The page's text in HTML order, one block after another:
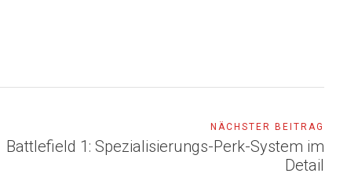
NÄCHSTER BEITRAG
Battlefield 1: Spezialisierungs-Perk-System im
Detail